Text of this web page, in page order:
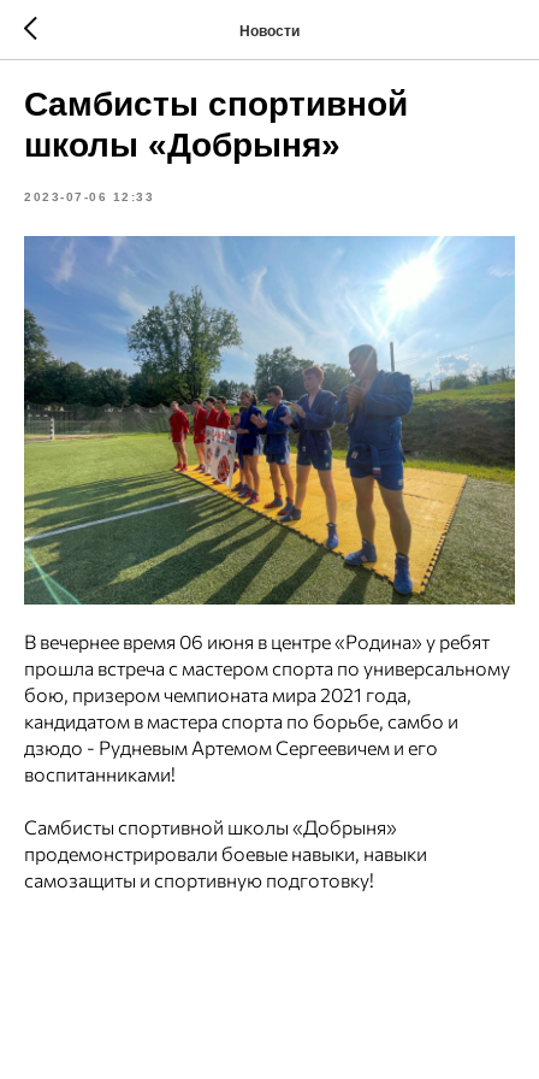
Новости
Самбисты спортивной
школы «Добрыня»
2023-07-06 12:33
В вечернее время 06 июня в центре «Родина» у ребят
прошла встреча с мастером спорта по универсальному
бою, призером чемпионата мира 2021 года,
кандидатом в мастера спорта по борьбе, самбо и
дзюдо - Рудневым Артемом Сергеевичем и его
воспитанниками!
Самбисты спортивной школы «Добрыня»
продемонстрировали боевые навыки, навыки
самозащиты и спортивную подготовку!